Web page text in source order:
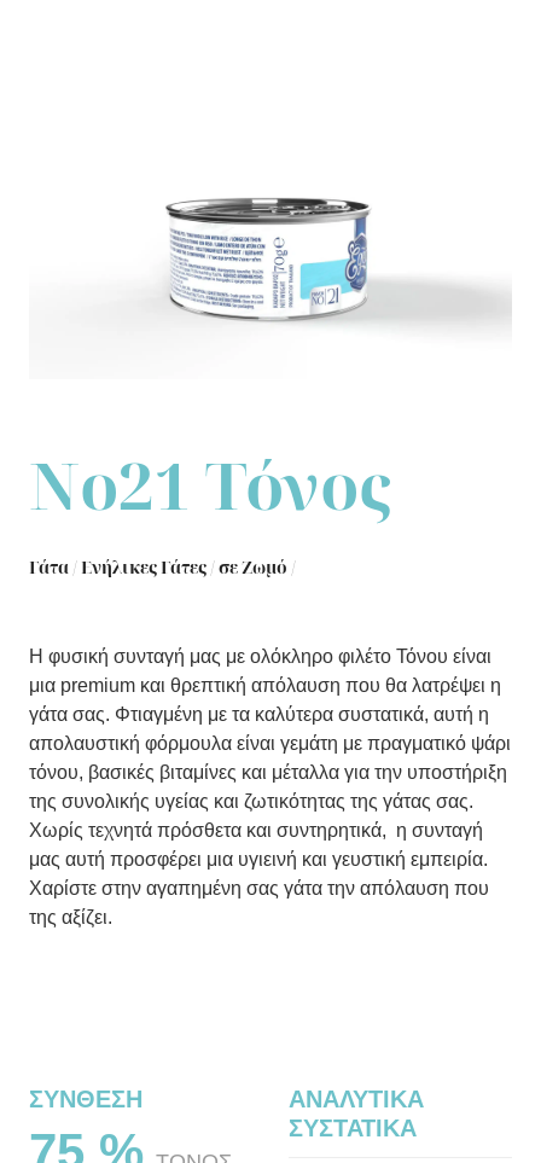
Νο21 Τόνος
Γάτα / Ενήλικες Γάτες /σε Ζωμό /
Η φυσική συνταγή μας με ολόκληρο φιλέτο Τόνου είναι
μια premium και θρεπτική απόλαυση που θα λατρέψει η
γάτα σας. Φτιαγμένη με τα καλύτερα συστατικά, αυτή η
απολαυστική φόρμουλα είναι γεμάτη με πραγματικό ψάρι
τόνου, βασικές βιταμίνες και μέταλλα για την υποστήριξη
της συνολικής υγείας και ζωτικότητας της γάτας σας.
Χωρίς τεχνητά πρόσθετα και συντηρητικά, η συνταγή
μας αυτή προσφέρει μια υγιεινή και γευστική εμπειρία.
Χαρίστε στην αγαπημένη σας γάτα την απόλαυση που
της αξίζει.
ΣΥΝΘΕΣΗ
75 %
ΑΝΑΛΥΤΙΚΑ
ΣΥΣΤΑΤΙΚΑ